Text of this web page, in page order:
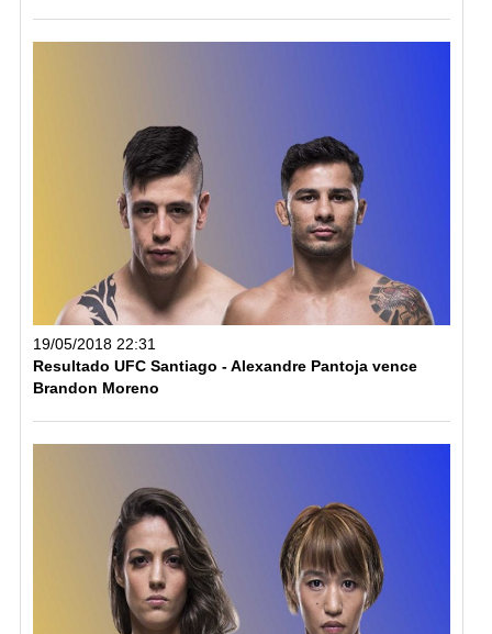
19/05/2018 22:31
Resultado UFC Santiago - Alexandre Pantoja vence
Brandon Moreno